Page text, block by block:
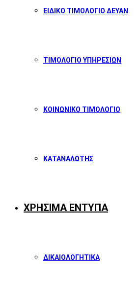
ΕΙΔΙΚΟ ΤΙΜΟΛΟΓΙΟ ΔΕΥΑΝ
ΤΙΜΟΛΟΓΙΟ ΥΠΗΡΕΣΙΩΝ
ΚΟΙΝΩΝΙΚΟ ΤΙΜΟΛΟΓΙΟ
ΚΑΤΑΝΑΛΩΤΗΣ
ΧΡΗΣΙΜΑ ΕΝΤΥΠΑ
ΔΙΚΑΙΟΛΟΓΗΤΙΚΑ